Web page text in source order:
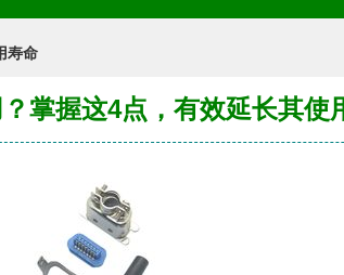
寿命
掌握这4点，有效延长其使